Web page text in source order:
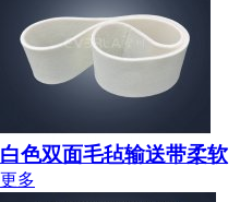
白色双面毛毡输送带柔软
更多